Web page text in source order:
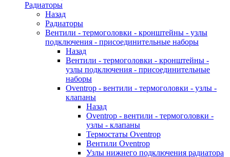
Радиаторы
Назад
Радиаторы
Вентили - термоголовки - кронштейны - узлы
подключения - присоединительные наборы
Назад
Вентили - термоголовки - кронштейны -
узлы подключения - присоединительные
наборы
Oventrop - вентили - термоголовки - узлы -
клапаны
Назад
Oventrop - вентили - термоголовки -
узлы - клапаны
Термостаты Oventrop
Вентили Oventrop
Узлы нижнего подключения радиатора